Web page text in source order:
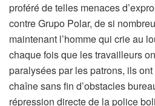
proféré de telles menaces
contre Grupo Polar, de si
maintenant l’homme qui crie au
chaque fois que les travailleurs
paralysées par les patrons, ils
chaîne sans fin d’obstacles
répression directe de la police